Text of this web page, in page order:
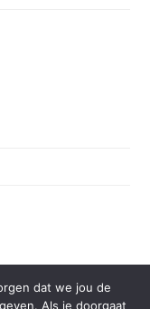
dat we jou de
Als je doorgaat